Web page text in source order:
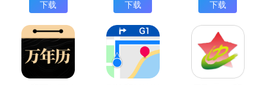
下载 下载 下载